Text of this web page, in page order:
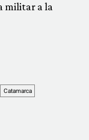
militar a la
Catamarca